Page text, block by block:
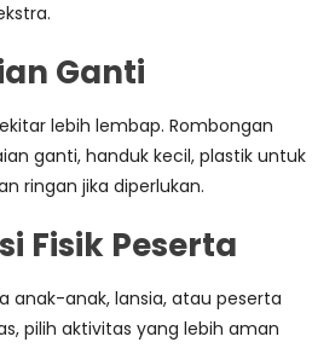
Ganti
lebih lembap. Rombongan
ganti, handuk kecil, plastik untuk
ringan jika diperlukan.
Fisik Peserta
anak-anak, lansia, atau peserta
pilih aktivitas yang lebih aman